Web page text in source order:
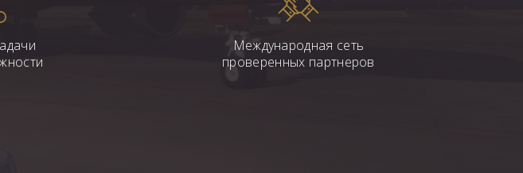
Международная сеть
проверенных партнеров